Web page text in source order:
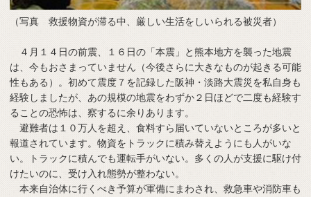
（写真 救援物資が滞る中、厳しい生活をしいられる被災者）
４月１４日の前震、１６日の「本震」と熊本地方を襲った地震
は、今もおさまっていません（今後さらに大きなものが起きる可能
性もある）。初めて震度７を記録した阪神・淡路大震災を私自身も
経験しましたが、あの規模の地震をわずか２日ほどで二度も経験す
ることの恐怖は、察するに余りあります。
避難者は１０万人を超え、食料すら届いていないところが多いと
報道されています。物資をトラックに積み替えようにも人がいな
い。トラックに積んでも運転手がいない。多くの人が支援に駆け付
けたいのに、受け入れ態勢が整わない。
本来自治体に行くべき予算が軍備にまわされ、救急車や消防車も